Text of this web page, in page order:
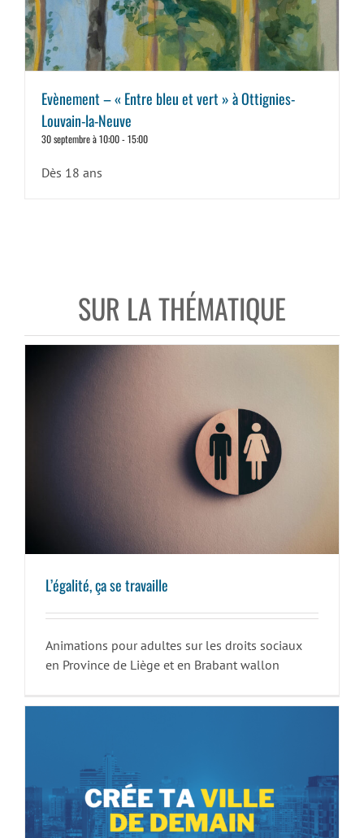
Evènement – « Entre bleu et vert » à Ottignies-
Louvain-la-Neuve
30 septembre à 10:00-15:00
Dès 18 ans
SUR LA THÉMATIQUE
L’égalité, ça se travaille
L’égalité, ça se travaille
Animations pour adultes sur les droits sociaux
en Province de Liège et en Brabant wallon